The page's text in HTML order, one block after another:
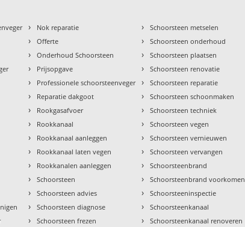
› Nok reparatie
› Offerte
› Onderhoud Schoorsteen
› Prijsopgave
› Professionele schoorsteenveger
› Reparatie dakgoot
› Rookgasafvoer
› Rookkanaal
› Rookkanaal aanleggen
› Rookkanaal laten vegen
› Rookkanalen aanleggen
› Schoorsteen
› Schoorsteen advies
› Schoorsteen diagnose
› Schoorsteen frezen
› Schoorsteen metselen
› Schoorsteen onderhoud
› Schoorsteen plaatsen
› Schoorsteen renovatie
› Schoorsteen reparatie
› Schoorsteen schoonmaken
› Schoorsteen techniek
› Schoorsteen vegen
› Schoorsteen vernieuwen
› Schoorsteen vervangen
› Schoorsteenbrand
› Schoorsteenbrand voorkomen
› Schoorsteeninspectie
› Schoorsteenkanaal
› Schoorsteenkanaal renoveren